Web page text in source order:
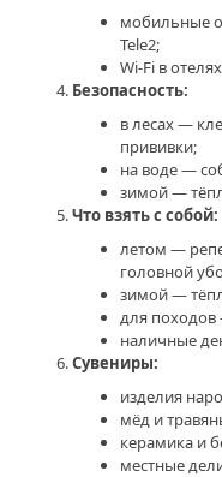
мобильные
Tele2;
Wi‑Fi в
Безопасность:
в лесах —
прививки;
на воде —
зимой —
Что взять с собой:
летом —
головной
зимой —
для походов
наличные
Сувениры:
изделия
мёд и
керамика и
местные